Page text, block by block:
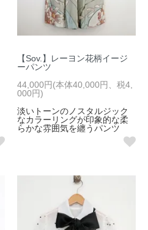
【Sov.】レーヨン花柄イージ
ーパンツ
44,000円(本体40,000円、税4,
000円)
淡いトーンのノスタルジック
なカラーリングが印象的な柔
らかな雰囲気を纏うパンツ